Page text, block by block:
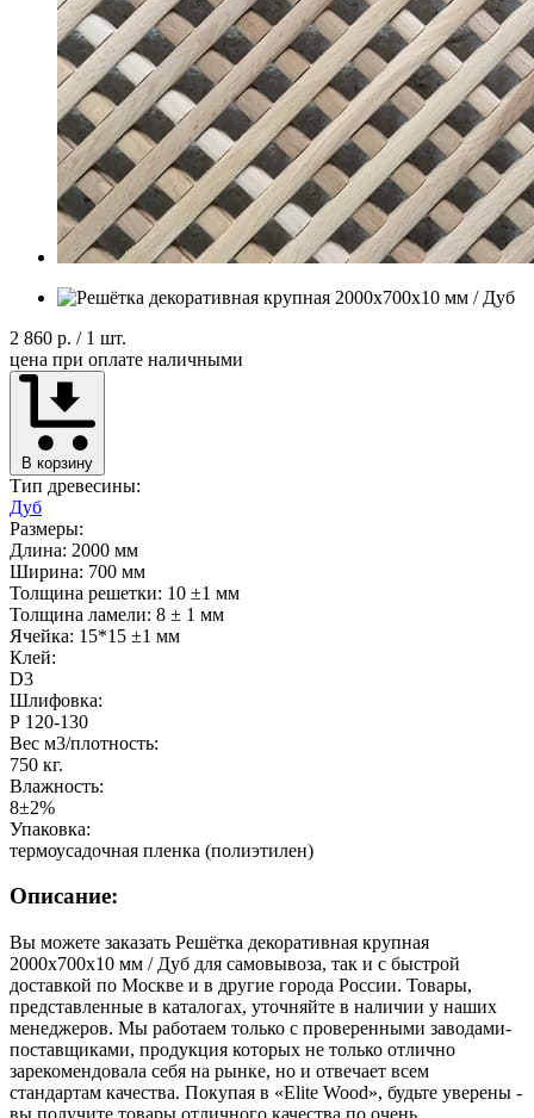
2 860 р. / 1 шт.
цена при оплате наличными
В корзину
Тип древесины:
Дуб
Размеры:
Длина: 2000 мм
Ширина: 700 мм
Толщина решетки: 10 ±1 мм
Толщина ламели: 8 ± 1 мм
Ячейка: 15*15 ±1 мм
Клей:
D3
Шлифовка:
Р 120-130
Вес м3/плотность:
750 кг.
Влажность:
8±2%
Упаковка:
термоусадочная пленка (полиэтилен)
Описание:
Вы можете заказать Решётка декоративная крупная
2000х700х10 мм / Дуб для самовывоза, так и с быстрой
доставкой по Москве и в другие города России. Товары,
представленные в каталогах, уточняйте в наличии у наших
менеджеров. Мы работаем только с проверенными заводами-
поставщиками, продукция которых не только отлично
зарекомендовала себя на рынке, но и отвечает всем
стандартам качества. Покупая в «Elite Wood», будьте уверены -
вы получите товары отличного качества по очень